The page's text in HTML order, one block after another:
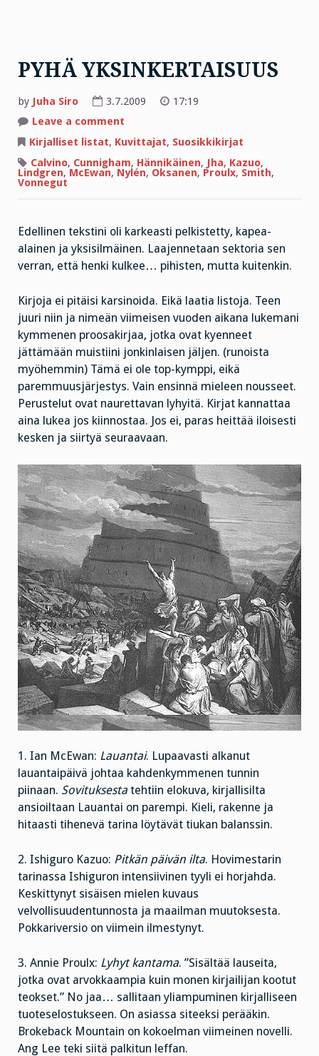
PYHÄ YKSINKERTAISUUS
by Juha Siro 3.7.2009
17:19
Leave a comment
YKSINKERTAISUUS
Kirjalliset listat, Kuvittajat, Suosikkikirjat
Calvino, Cunnigham, Hännikäinen, Jha, Kazuo,
Lindgren, McEwan, Nylén, Oksanen, Proulx, Smith,
Vonnegut
Edellinen tekstini oli karkeasti pelkistetty, kapea-
alainen ja yksisilmäinen. Laajennetaan sektoria sen
verran, että henki kulkee… pihisten, mutta kuitenkin.
Kirjoja ei pitäisi karsinoida. Eikä laatia listoja. Teen
juuri niin ja nimeän viimeisen vuoden aikana lukemani
kymmenen proosakirjaa, jotka ovat kyenneet
jättämään muistiini jonkinlaisen jäljen. (runoista
myöhemmin) Tämä ei ole top-kymppi, eikä
paremmuusjärjestys. Vain ensinnä mieleen nousseet.
Perustelut ovat naurettavan lyhyitä. Kirjat kannattaa
aina lukea jos kiinnostaa. Jos ei, paras heittää iloisesti
kesken ja siirtyä seuraavaan.
1. Ian McEwan: Lauantai. Lupaavasti alkanut
lauantaipäivä johtaa kahdenkymmenen tunnin
piinaan. Sovituksesta tehtiin elokuva, kirjallisilta
ansioiltaan Lauantai on parempi. Kieli, rakenne ja
hitaasti tihenevä tarina löytävät tiukan balanssin.
2. Ishiguro Kazuo: Pitkän päivän ilta. Hovimestarin
tarinassa Ishiguron intensiivinen tyyli ei horjahda.
Keskittynyt sisäisen mielen kuvaus
velvollisuudentunnosta ja maailman muutoksesta.
Pokkariversio on viimein ilmestynyt.
3. Annie Proulx: Lyhyt kantama. ”Sisältää lauseita,
jotka ovat arvokkaampia kuin monen kirjailijan kootut
teokset.” No jaa… sallitaan yliampuminen kirjalliseen
tuoteselostukseen. On asiassa siteeksi perääkin.
Brokeback Mountain on kokoelman viimeinen novelli.
Ang Lee teki siitä palkitun leffan.